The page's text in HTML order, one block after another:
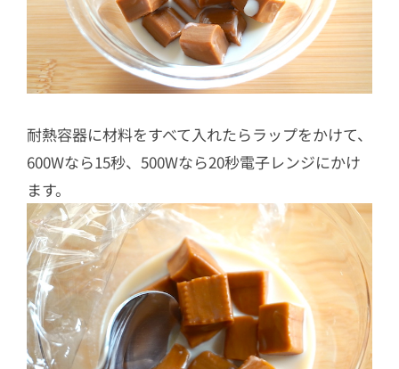
耐熱容器に材料をすべて入れたらラップをかけて、
600Wなら15秒、500Wなら20秒電子レンジにかけ
ます。